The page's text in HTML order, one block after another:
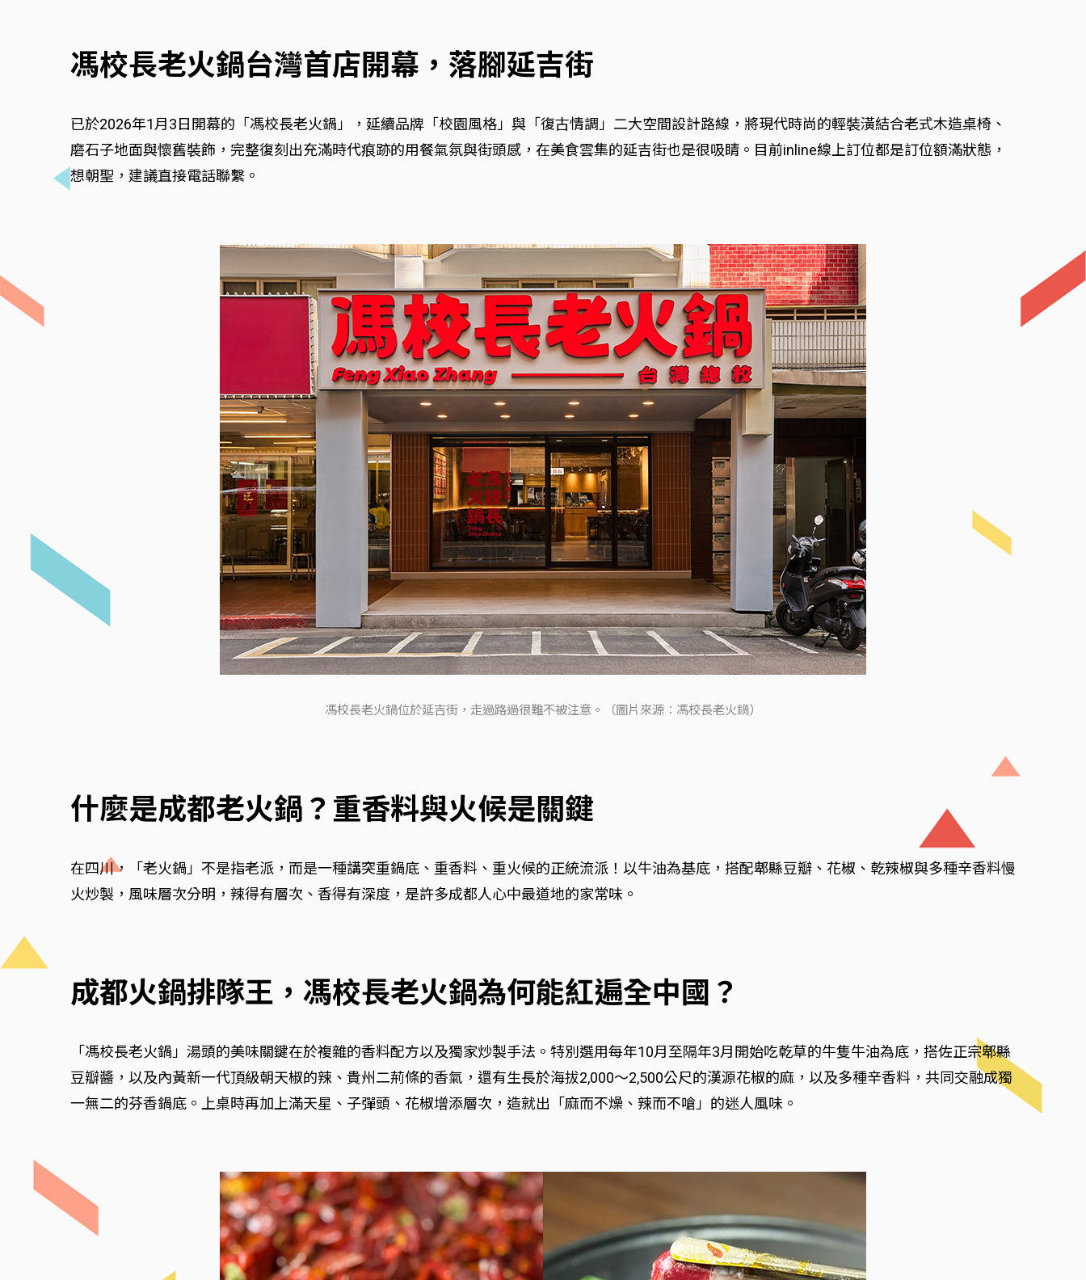
馮校長老火鍋台灣首店開幕，落腳延吉街
已於2026年1月3日開幕的「馮校長老火鍋」，延續品牌「校園風格」與「復古情調」二大空間設計路線，將現代時尚的輕裝潢結合老式木造桌椅、
磨石子地面與懷舊裝飾，完整復刻出充滿時代痕跡的用餐氣氛與街頭感，在美食雲集的延吉街也是很吸睛。目前inline線上訂位都是訂位額滿狀態，
想朝聖，建議直接電話聯繫。
馮校長老火鍋位於延吉街，走過路過很難不被注意。（圖片來源：馮校長老火鍋）
什麼是成都老火鍋？重香料與火候是關鍵
在四川，「老火鍋」不是指老派，而是一種講突重鍋底、重香料、重火候的正統流派！以牛油為基底，搭配郫縣豆瓣、花椒、乾辣椒與多種辛香料慢
火炒製，風味層次分明，辣得有層次、香得有深度，是許多成都人心中最道地的家常味。
成都火鍋排隊王，馮校長老火鍋為何能紅遍全中國？
「馮校長老火鍋」湯頭的美味關鍵在於複雜的香料配方以及獨家炒製手法。特別選用每年10月至隔年3月開始吃乾草的牛隻牛油為底，搭佐正宗郫縣
豆瓣醬，以及內黃新一代頂級朝天椒的辣、貴州二荊條的香氣，還有生長於海拔2,000～2,500公尺的漢源花椒的麻，以及多種辛香料，共同交融成獨
一無二的芬香鍋底。上桌時再加上滿天星、子彈頭、花椒增添層次，造就出「麻而不燥、辣而不嗆」的迷人風味。